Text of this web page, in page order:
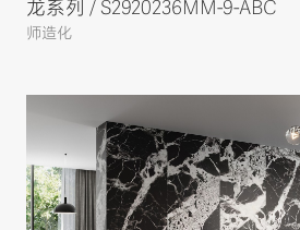
师造化